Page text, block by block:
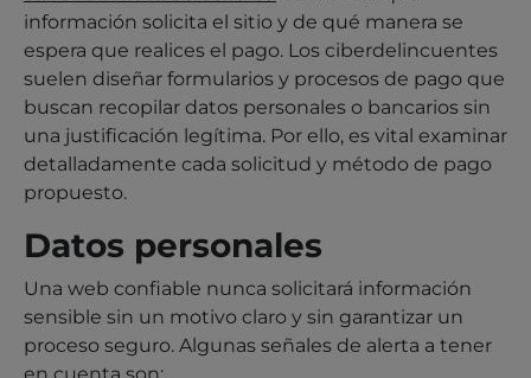
información solicita el sitio y de qué manera se
espera que realices el pago. Los ciberdelincuentes
suelen diseñar formularios y procesos de pago que
buscan recopilar datos personales o bancarios sin
una justificación legítima. Por ello, es vital examinar
detalladamente cada solicitud y método de pago
propuesto.
Datos personales
Una web confiable nunca solicitará información
sensible sin un motivo claro y sin garantizar un
proceso seguro. Algunas señales de alerta a tener